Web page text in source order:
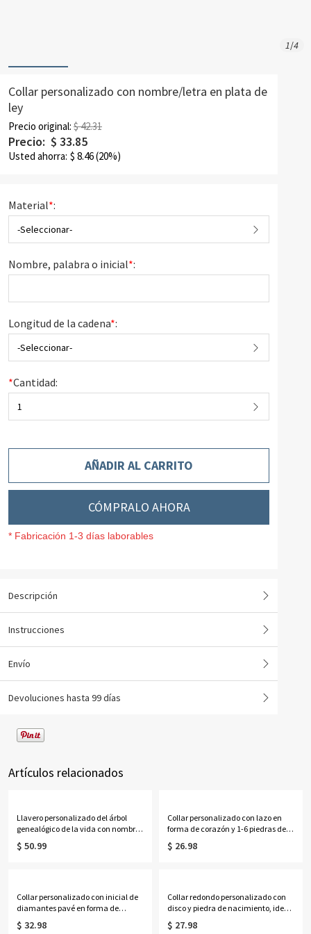
1/4
Collar personalizado con nombre/letra en plata de
ley
Precio original: $ 42.31
Precio: $ 33.85
Usted ahorra: $ 8.46(20%)
Material*:
-Seleccionar-
Nombre, palabra o inicial*:
Longitud de la cadena*:
-Seleccionar-
*Cantidad:
1
AÑADIR AL CARRITO
CÓMPRALO AHORA
* Fabricación 1-3 días laborables
Descripción
Instrucciones
Envío
Devoluciones hasta 99 días
Artículos relacionados
Llavero personalizado del árbol
genealógico de la vida con nombres
de 1 a 13 niños
$ 50.99
Collar personalizado con lazo en
forma de corazón y 1-6 piedras de
nacimiento con nombres, delicada
joyería familiar de cristal
$ 26.98
Collar personalizado con inicial de
diamantes pavé en forma de
corazón con rayos de sol, delicado
colgante de corazón festoneado
$ 32.98
Collar redondo personalizado con
disco y piedra de nacimiento, ideal
para la graduación de la escuela
secundaria o la universidad en
$ 27.98